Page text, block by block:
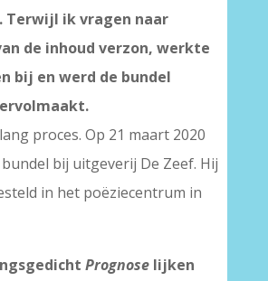
Terwijl ik vragen naar
de inhoud verzon, werkte
bij en werd de bundel
proces. Op 21 maart 2020
bij uitgeverij De Zeef. Hij
in het poëziecentrum in
Prognose lijken